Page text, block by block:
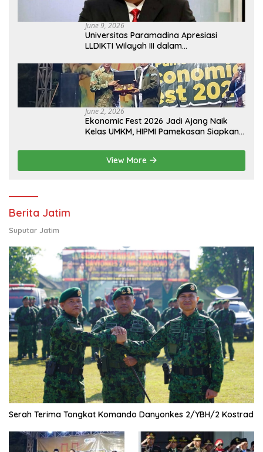
June 9, 2026
Universitas Paramadina Apresiasi
LLDIKTI Wilayah III dalam
Tinggi Swasta
June 2, 2026
Ekonomic Fest 2026 Jadi Ajang Naik
Kelas UMKM, HIPMI Pamekasan Siapkan
Pendampingan Usaha
View More
Berita Jatim
Suputar Jatim
Serah Terima Tongkat Komando Danyonkes 2/YBH/2 Kostrad